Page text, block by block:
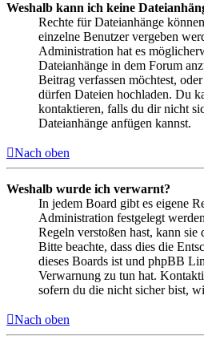
Weshalb kann ich keine
Rechte für Dateianhänge
einzelne Benutzer vergeben
Administration hat es
Dateianhänge in dem Forum
Beitrag verfassen möchtest,
dürfen Dateien hochladen. Du
kontaktieren, falls du dir nicht
Dateianhänge anfügen kannst.
Nach oben
Weshalb wurde ich verwarnt?
In jedem Board gibt es eigene
Administration festgelegt
Regeln verstoßen hast, kann
Bitte beachte, dass dies die
dieses Boards ist und phpBB
Verwarnung zu tun hat.
sofern du die nicht sicher bist,
Nach oben